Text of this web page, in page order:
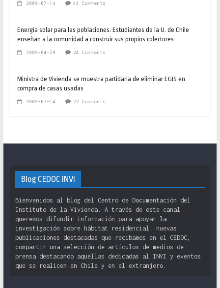
2009-07-14 44 Comments
Energía solar para las poblaciones. Estudiantes de la U. de Chile
enseñan a la comunidad a construir sus propios colectores
2009-04-29 24 Comments
Ministra de Vivienda se muestra partidaria de eliminar EGIS en
compra de casas usadas
2009-07-14 22 Comments
Blog CEDOC INVI
Bienvenidos al blog del Centro de Documentación del
Instituto de la Vivienda. A través de este canal
queremos difundir información para apoyar la
investigación sobre hábitat residencial: nuevas
publicaciones destacadas que recibamos en el CEDOC,
compartir una selección de artículos de medios de
prensa destacando aquellas dedicadas al INVI y eventos
que se realicen en Chile y en el extranjero.